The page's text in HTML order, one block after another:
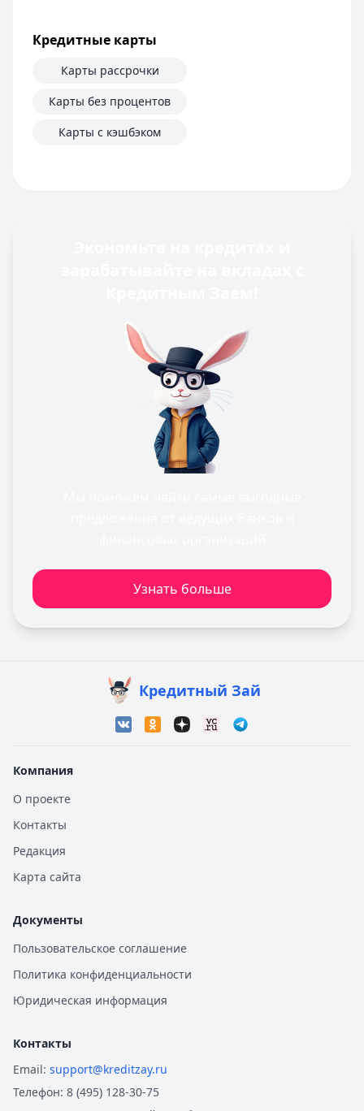
Кредитные карты
Карты рассрочки
Карты без процентов
Карты с кэшбэком
Узнать больше
Кредитный Зай
Компания
О проекте
Контакты
Редакция
Карта сайта
Документы
Пользовательское соглашение
Политика конфиденциальности
Юридическая информация
Контакты
Email: support@kreditzay.ru
Телефон: 8 (495) 128-30-75